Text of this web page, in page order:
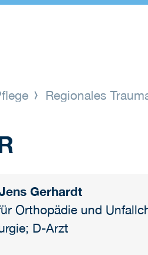
Regionales
Gerhardt
Orthopädie und
D-Arzt